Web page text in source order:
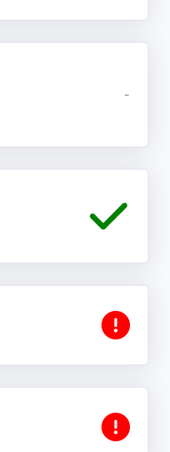
-